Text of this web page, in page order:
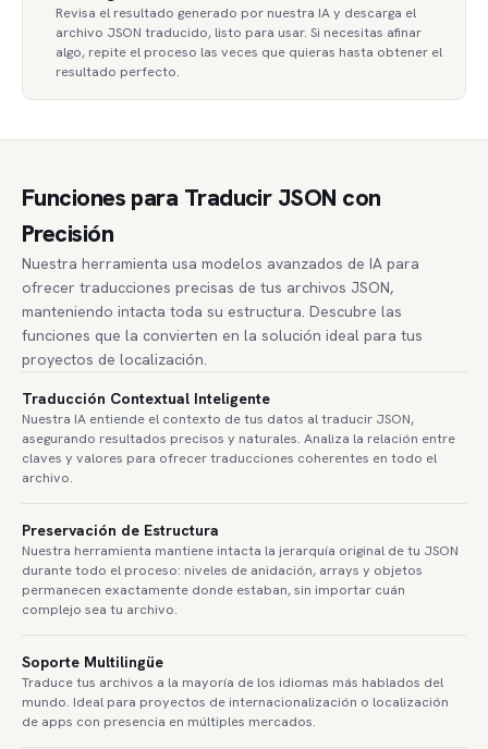
Revisa el resultado generado por nuestra IA y descarga el
archivo JSON traducido, listo para usar. Si necesitas afinar
algo, repite el proceso las veces que quieras hasta obtener el
resultado perfecto.
Funciones para Traducir JSON con
Precisión
Nuestra herramienta usa modelos avanzados de IA para
ofrecer traducciones precisas de tus archivos JSON,
manteniendo intacta toda su estructura. Descubre las
funciones que la convierten en la solución ideal para tus
proyectos de localización.
Traducción Contextual Inteligente
Nuestra IA entiende el contexto de tus datos al traducir JSON,
asegurando resultados precisos y naturales. Analiza la relación entre
claves y valores para ofrecer traducciones coherentes en todo el
archivo.
Preservación de Estructura
Nuestra herramienta mantiene intacta la jerarquía original de tu JSON
durante todo el proceso: niveles de anidación, arrays y objetos
permanecen exactamente donde estaban, sin importar cuán
complejo sea tu archivo.
Soporte Multilingüe
Traduce tus archivos a la mayoría de los idiomas más hablados del
mundo. Ideal para proyectos de internacionalización o localización
de apps con presencia en múltiples mercados.